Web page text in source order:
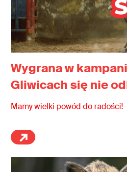
Wygrana w
Gliwicach się nie
Mamy wielki powód do radości!